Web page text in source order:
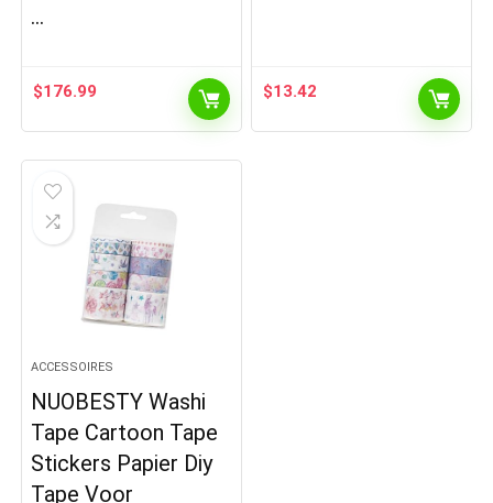
…
$176.99 $13.42
ACCESSOIRES
NUOBESTY Washi
Tape Cartoon Tape
Stickers Papier Diy
Tape Voor